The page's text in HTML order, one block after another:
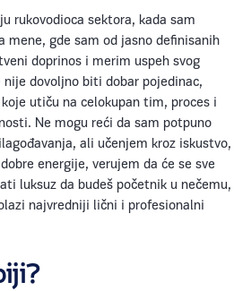
rukovodioca sektora, kada sam
mene, gde sam od jasno definisanih
doprinos i merim uspeh svog
dovoljno biti dobar pojedinac,
utiču na celokupan tim, proces i
Ne mogu reći da sam potpuno
ali učenjem kroz iskustvo,
energije, verujem da će se sve
luksuz da budeš početnik u nečemu,
najvredniji lični i profesionalni